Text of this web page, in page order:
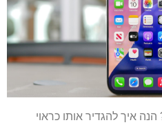
איך להגדיר אותו כראוי